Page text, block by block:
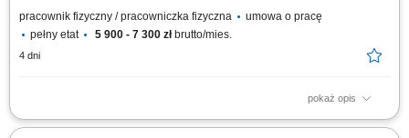
pracownik fizyczny / pracowniczka fizyczna
umowa o pracę
pełny etat
5 900 - 7 300 złbrutto/mies.
4 dni
pokaż opis
Twoje Zadania Wsparcie procesu produkcji poprzez wykonywanie prac